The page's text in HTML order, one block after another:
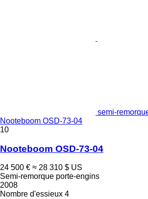
semi-
Nooteboom OSD-73-04
10
Nooteboom OSD-73-04
24 500 € ≈ 28 310 $ US
Semi-remorque porte-engins
2008
Nombre d'essieux 4